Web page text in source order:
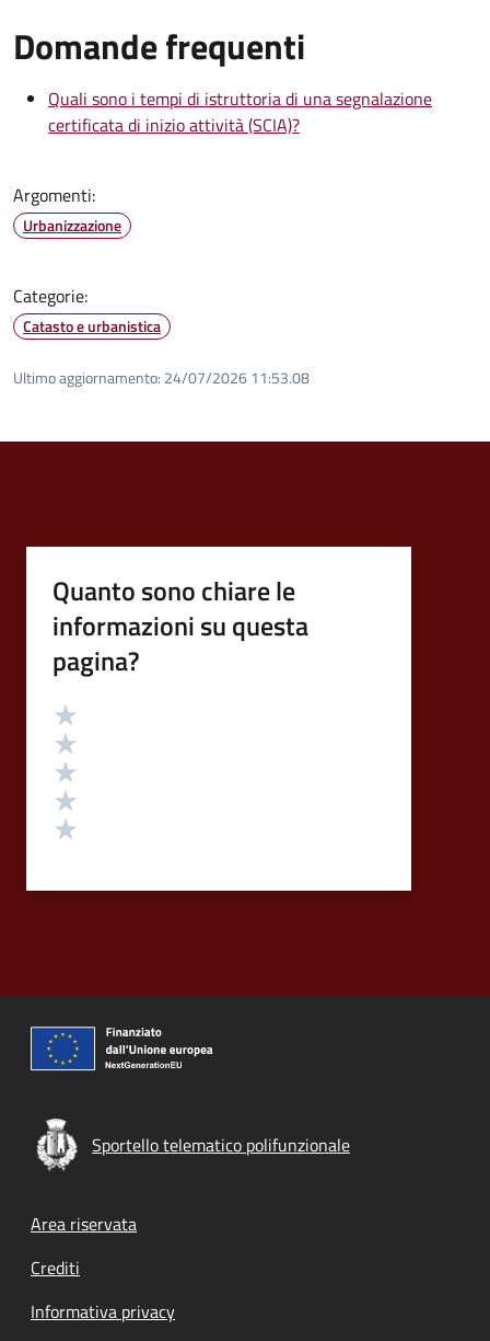
Domande frequenti
Quali sono i tempi di istruttoria di una segnalazione
certificata di inizio attività (SCIA)?
Argomenti:
Urbanizzazione
Categorie:
Catasto e urbanistica
Ultimo aggiornamento: 24/07/2026 11:53.08
Quanto sono chiare le
informazioni su questa
pagina?
Valutazione
Sportello telematico polifunzionale
Footer menu
Area riservata
Crediti
Informativa privacy